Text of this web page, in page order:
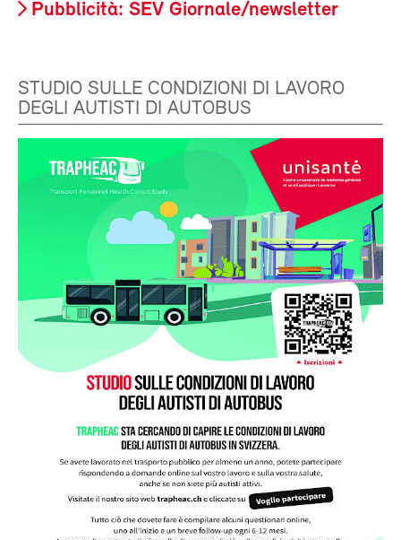
Pubblicità: SEV Giornale/newsletter
STUDIO SULLE CONDIZIONI DI LAVORO
DEGLI AUTISTI DI AUTOBUS